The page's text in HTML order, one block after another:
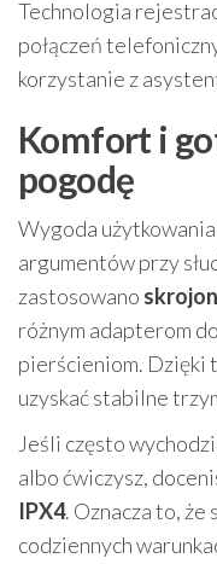
Technologia
połączeń
korzystanie z
Komfort i
pogodę
Wygoda
argumentów przy
zastosowano
różnym adapterom
pierścieniom. Dzięki
uzyskać stabilne
Jeśli często
albo ćwiczysz,
IPX4. Oznacza to, że
codziennych